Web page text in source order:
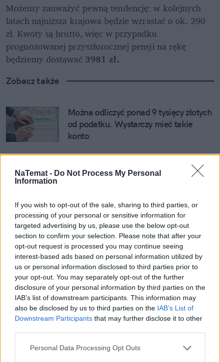
NaTemat - Do Not Process My Personal
Information
If you wish to opt-out of the sale, sharing to third parties, or
processing of your personal or sensitive information for
targeted advertising by us, please use the below opt-out
section to confirm your selection. Please note that after your
opt-out request is processed you may continue seeing
interest-based ads based on personal information utilized by
us or personal information disclosed to third parties prior to
your opt-out. You may separately opt-out of the further
disclosure of your personal information by third parties on the
IAB’s list of downstream participants. This information may
also be disclosed by us to third parties on the IAB’s List of
Downstream Participants that may further disclose it to other
Personal Data Processing Opt Outs
Możemy zauważyć pewną tendencję: w kolejnych
latach najniższa krajowa będzie wzrastać o ok. 290
zł. Kwoty są brutto, więc w przypadku
prognozowanej przyszłorocznej pensji na rękę
będziemy dostawać 3981 zł.
Zobacz także
Można odliczyć ponad 9 tysięcy złotych
od podatku. Wystarczy mieć takie
konto
1000 zł. Zmiany limitów przyjdą w
Tej ulgi już nie odliczymy od podatku.
Ważna zmiana w PIT dla sporej grupy
Polaków
Nowy dodatek na dziecko. Wnioski
można składać od 1 marca
Oto czy warto brać "papierek" z
potwierdzeniem. W tych sytuacjach
możemy zapłacić podwójnie
Ten podatek będzie ciosem dla